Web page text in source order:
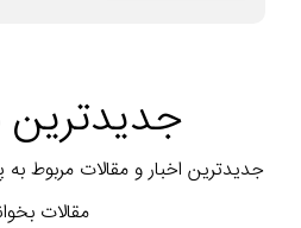
جدیدترین
جدیدترین اخبار و مقالات مربوط
مقالات